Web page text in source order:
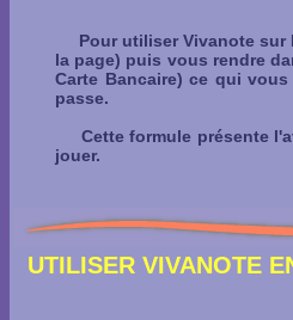
Pour utiliser Vivanote sur
la page) puis vous rendre
Carte Bancaire) ce qui
passe.
Cette formule présente
jouer.
UTILISER VIVANOTE